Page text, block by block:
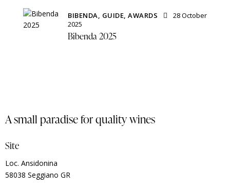
BIBENDA, GUIDE, AWARDS
28 October
2025
Bibenda 2025
A small paradise for quality wines
Site
Loc. Ansidonina
58038 Seggiano GR